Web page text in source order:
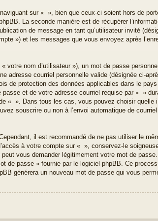
sur « », bien que ceux-ci soient hors de
La seconde manière est de récupérer
de message en tant qu’utilisateur invité
») et les messages que vous envoyez après
votre nom d’utilisateur »), un mot de passe
adresse courriel personnelle valide (désignée ci-
de protection des données applicables dans le
passe et de votre adresse courriel requise par « »
« ». Dans tous les cas, vous pouvez choisir quelle
souscrire ou non à l’envoi automatique de
il est recommandé de ne pas utiliser le
à votre compte sur « », conservez-le
vous demander légitimement votre mot de
de passe » fournie par le logiciel phpBB. Ce
générera un nouveau mot de passe qui vous